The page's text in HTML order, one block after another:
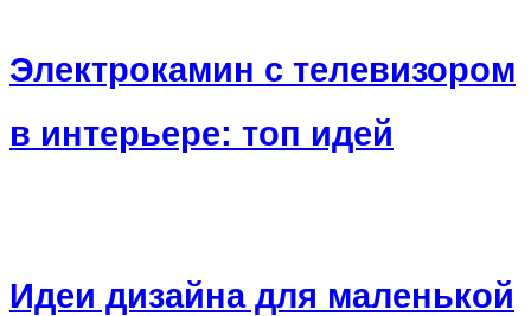
Электрокамин с телевизором
в интерьере: топ идей
Идеи дизайна для маленькой